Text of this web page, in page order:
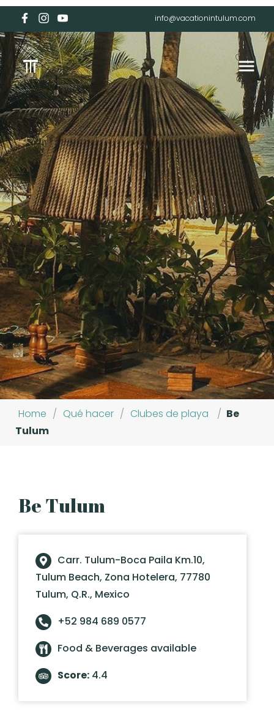
info@vacationintulum.com
Home / Qué hacer / Clubes de playa / Be
Tulum
Be Tulum
Carr. Tulum-Boca Paila Km.10,
Tulum Beach, Zona Hotelera, 77780
Tulum, Q.R., Mexico
+52 984 689 0577
Food & Beverages available
Score: 4.4